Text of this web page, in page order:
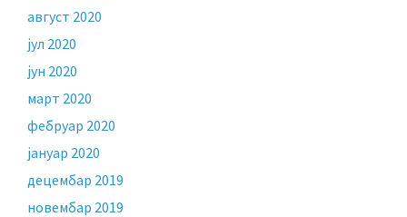
август 2020
јул 2020
јун 2020
март 2020
фебруар 2020
јануар 2020
децембар 2019
новембар 2019